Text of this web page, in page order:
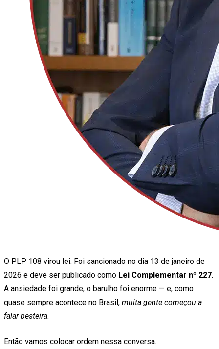
O PLP 108 virou lei. Foi sancionado no dia 13 de janeiro de
2026 e deve ser publicado como Lei Complementar nº 227.
A ansiedade foi grande, o barulho foi enorme — e, como
quase sempre acontece no Brasil, muita gente começou a
falar besteira.
Então vamos colocar ordem nessa conversa.